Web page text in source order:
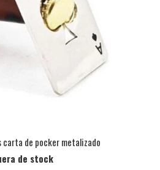
de pocker metalizado
de stock